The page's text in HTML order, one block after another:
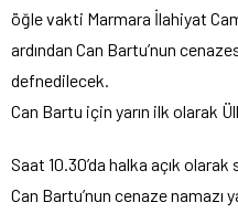
öğle vakti Marmara İlahiyat
ardından Can Bartu’nun
defnedilecek.
Can Bartu için yarın ilk olarak
Saat 10.30’da halka açık
Can Bartu’nun cenaze namazı